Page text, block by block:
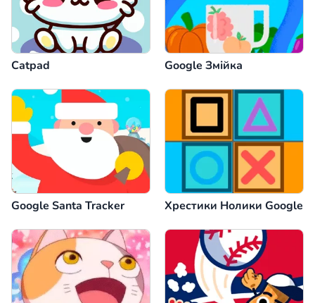
Catpad Google Змійка
Google Santa Tracker Хрестики Нолики Google